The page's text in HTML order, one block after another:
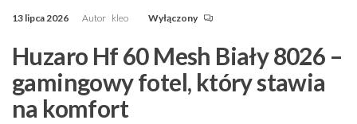
13 lipca 2026 Autor kleo Wyłączony
Huzaro Hf 60 Mesh Biały 8026 –
gamingowy fotel, który stawia
na komfort